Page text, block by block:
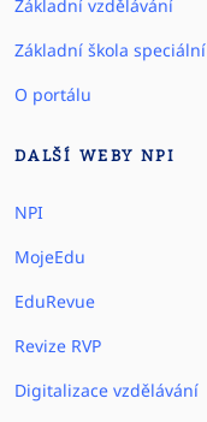
Základní vzdělávání
Základní škola speciální
O portálu
DALŠÍ WEBY NPI
NPI
MojeEdu
EduRevue
Revize RVP
Digitalizace vzdělávání